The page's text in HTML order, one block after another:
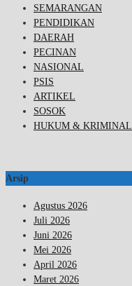
SEMARANGAN
PENDIDIKAN
DAERAH
PECINAN
NASIONAL
PSIS
ARTIKEL
SOSOK
HUKUM & KRIMINAL
Arsip
Agustus 2026
Juli 2026
Juni 2026
Mei 2026
April 2026
Maret 2026